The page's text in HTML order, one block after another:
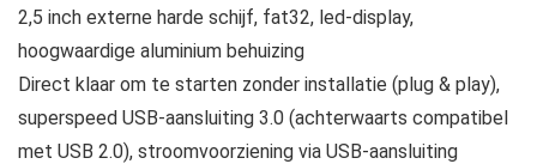
2,5 inch externe harde schijf, fat32, led-display,
hoogwaardige aluminium behuizing
Direct klaar om te starten zonder installatie (plug & play),
superspeed USB-aansluiting 3.0 (achterwaarts compatibel
met USB 2.0), stroomvoorziening via USB-aansluiting